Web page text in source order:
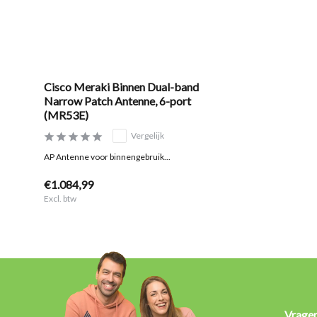
Cisco Meraki Binnen Dual-band
Narrow Patch Antenne, 6-port
(MR53E)
Vergelijk
AP Antenne voor binnengebruik...
€1.084,99
Excl. btw